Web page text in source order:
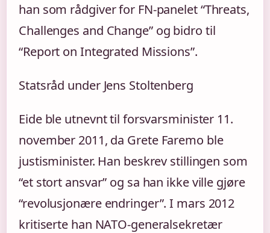
han som rådgiver for FN-panelet “Threats,
Challenges and Change” og bidro til
“Report on Integrated Missions”.
Statsråd under Jens Stoltenberg
Eide ble utnevnt til forsvarsminister 11.
november 2011, da Grete Faremo ble
justisminister. Han beskrev stillingen som
“et stort ansvar” og sa han ikke ville gjøre
“revolusjonære endringer”. I mars 2012
kritiserte han NATO-generalsekretær